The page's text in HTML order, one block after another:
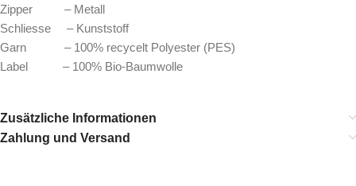
Zipper – Metall
Schliesse – Kunststoff
Garn – 100% recycelt Polyester (PES)
Label – 100% Bio-Baumwolle
Zusätzliche Informationen
Zahlung und Versand